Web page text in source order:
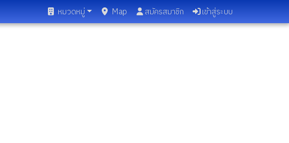
หมวดหมู่ Map สมัครสมาชิก เข้าสู่ระบบ